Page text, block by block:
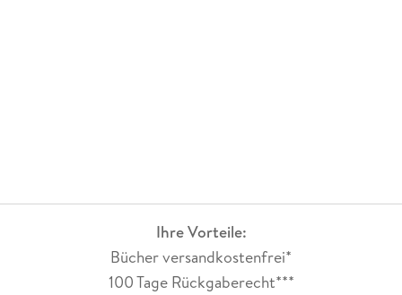
Ihre Vorteile:
Bücher versandkostenfrei*
100 Tage Rückgaberecht***